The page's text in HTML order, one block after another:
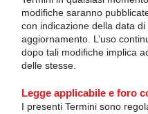
modifiche saranno
con indicazione della data di
aggiornamento. L’uso
dopo tali modifiche implica
delle stesse.
Legge applicabile e foro
I presenti Termini sono